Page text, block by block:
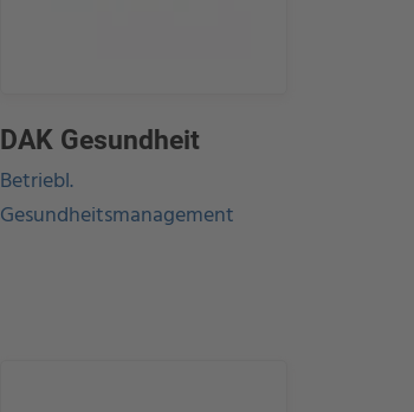
DAK Gesundheit
Betriebl.
Gesundheitsmanagement